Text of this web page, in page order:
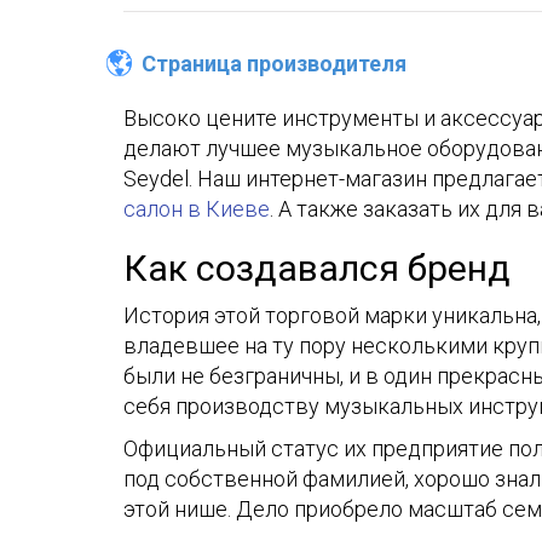
Страница производителя
Высоко цените инструменты и
делают лучшее музыкальное
Seydel. Наш интернет-магазин
салон в Киеве. А также заказать их
Как создавался бренд
История этой торговой марки
владевшее на ту пору несколькими
были не безграничны, и в один
себя производству музыкальных
Официальный статус их предприятие
под собственной фамилией, хорошо
этой нише. Дело приобрело масштаб